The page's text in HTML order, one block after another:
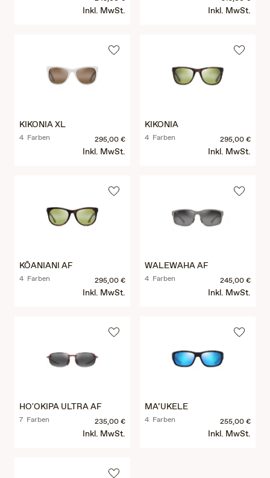
Inkl. MwSt. Inkl. MwSt.
KIKONIA XL
4 Farben 295,00 €
Inkl. MwSt.
KIKONIA
4 Farben 295,00 €
Inkl. MwSt.
KŌANIANI AF
4 Farben 295,00 €
Inkl. MwSt.
WALEWAHA AF
4 Farben 245,00 €
Inkl. MwSt.
HO'OKIPA ULTRA AF
7 Farben 235,00 €
Inkl. MwSt.
MA‘UKELE
4 Farben 255,00 €
Inkl. MwSt.